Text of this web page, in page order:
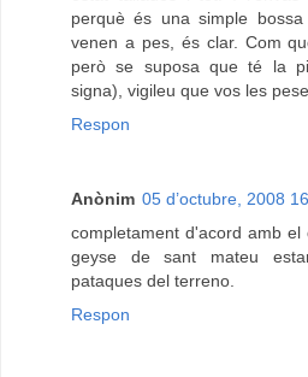
perquè és una simple
venen a pes, és clar. Com
però se suposa que té la
signa), vigileu que vos les
Respon
Anònim 05 d’octubre, 2008
completament d'acord amb
geyse de sant mateu
pataques del terreno.
Respon